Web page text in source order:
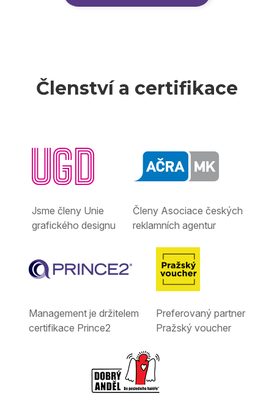
Členství a certifikace
Jsme členy Unie
grafického designu
Členy Asociace českých
reklamních agentur
Management je držitelem
certifikace Prince2
Preferovaný partner
Pražský voucher